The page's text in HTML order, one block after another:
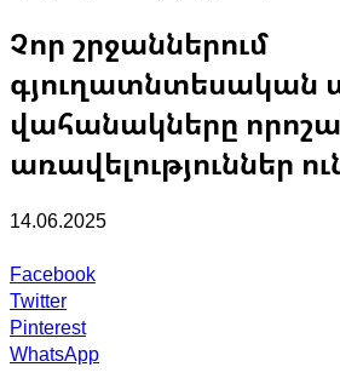
Չոր շրջաններում
գյուղատնտեսական
վահանակները
առավելություններ
14.06.2025
Facebook
Twitter
Pinterest
WhatsApp